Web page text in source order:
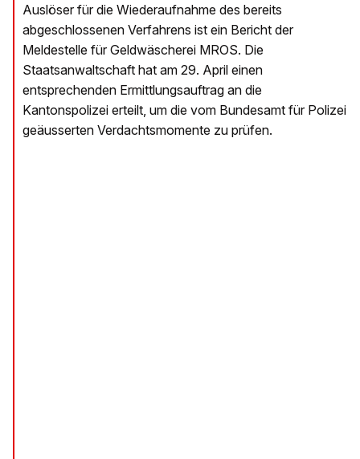
Auslöser für die Wiederaufnahme des bereits
abgeschlossenen Verfahrens ist ein Bericht der
Meldestelle für Geldwäscherei MROS. Die
Staatsanwaltschaft hat am 29. April einen
entsprechenden Ermittlungsauftrag an die
Kantonspolizei erteilt, um die vom Bundesamt für Polizei
geäusserten Verdachtsmomente zu prüfen.